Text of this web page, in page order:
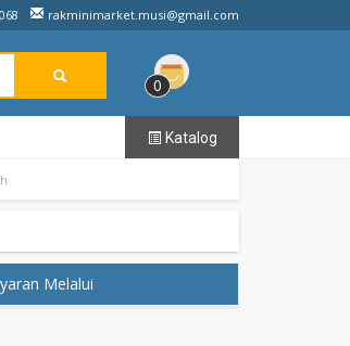
rakminimarket.musi@gmail.com
0
Katalog
Melalui